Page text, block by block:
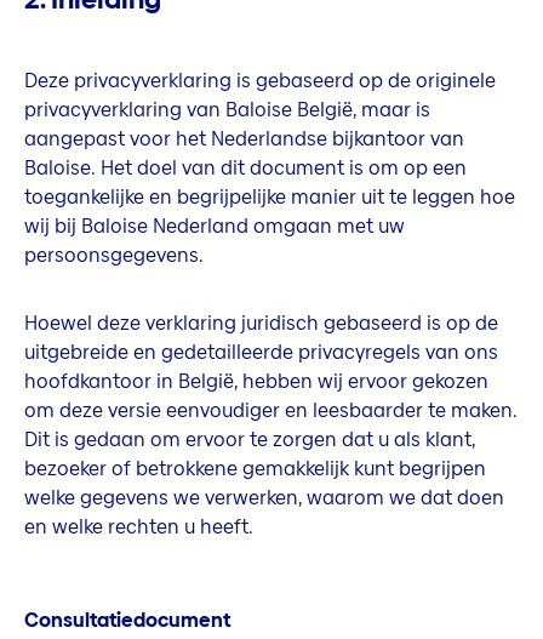
Deze privacyverklaring is gebaseerd op de originele
privacyverklaring van Baloise België, maar is
aangepast voor het Nederlandse bijkantoor van
Baloise. Het doel van dit document is om op een
toegankelijke en begrijpelijke manier uit te leggen hoe
wij bij Baloise Nederland omgaan met uw
persoonsgegevens.
Hoewel deze verklaring juridisch gebaseerd is op de
uitgebreide en gedetailleerde privacyregels van ons
hoofdkantoor in België, hebben wij ervoor gekozen
om deze versie eenvoudiger en leesbaarder te maken.
Dit is gedaan om ervoor te zorgen dat u als klant,
bezoeker of betrokkene gemakkelijk kunt begrijpen
welke gegevens we verwerken, waarom we dat doen
en welke rechten u heeft.
Consultatiedocument